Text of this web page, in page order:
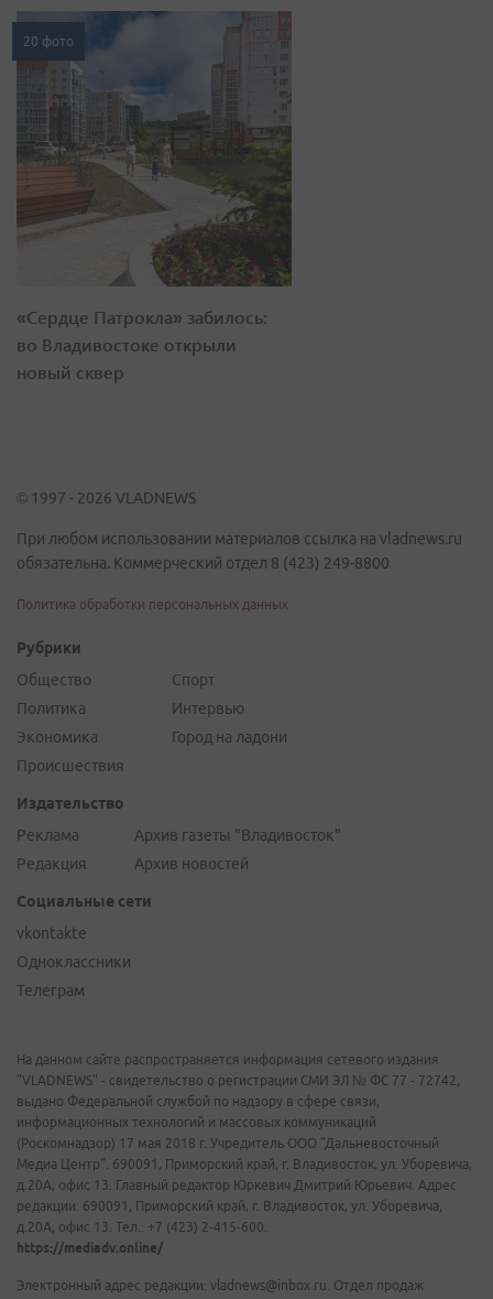
20 фото
«Сердце Патрокла» забилось:
во Владивостоке открыли
новый сквер
© 1997 - 2026 VLADNEWS
При любом использовании материалов ссылка на vladnews.ru
обязательна. Коммерческий отдел 8 (423) 249-8800
Политика обработки персональных данных
Рубрики
Общество
Политика
Экономика
Происшествия
Спорт
Интервью
Город на ладони
Издательство
Реклама
Редакция
Архив газеты "Владивосток"
Архив новостей
Социальные сети
vkontakte
Одноклассники
Телеграм
На данном сайте распространяется информация сетевого издания
"VLADNEWS" - свидетельство о регистрации СМИ ЭЛ № ФС 77 - 72742,
выдано Федеральной службой по надзору в сфере связи,
информационных технологий и массовых коммуникаций
(Роскомнадзор) 17 мая 2018 г. Учредитель ООО "Дальневосточный
Медиа Центр". 690091, Приморский край, г. Владивосток, ул. Уборевича,
д.20А, офис 13. Главный редактор Юркевич Дмитрий Юрьевич. Адрес
редакции: 690091, Приморский край, г. Владивосток, ул. Уборевича,
д.20А, офис 13. Тел.: +7 (423) 2-415-600.
https://mediadv.online/
Электронный адрес редакции: vladnews@inbox.ru. Отдел продаж